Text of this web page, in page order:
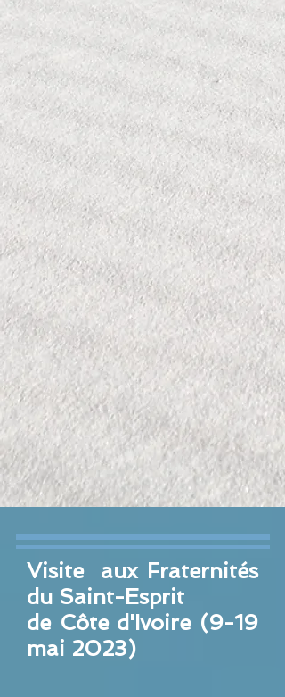
Visite aux Fraternités
du Saint-Esprit
de Côte d'Ivoire (9-19
mai 2023)